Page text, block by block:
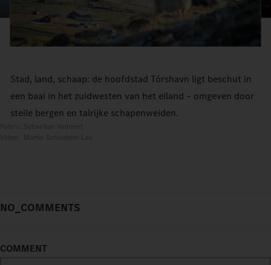
Stad, land, schaap: de hoofdstad Tórshavn ligt beschut in
een baai in het zuidwesten van het eiland – omgeven door
steile bergen en talrijke schapenweiden.
NO_COMMENTS
COMMENT